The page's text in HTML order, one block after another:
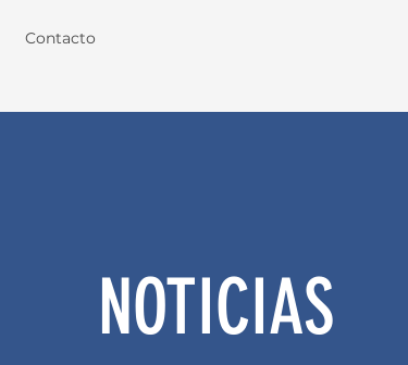
Contacto
NOTICIAS